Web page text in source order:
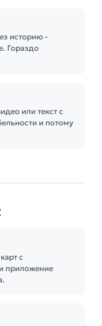
историю -
Гораздо
или текст с
и потому
с
приложение